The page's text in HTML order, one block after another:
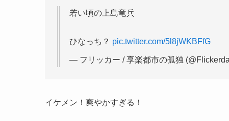
若い頃の上島竜兵
ひなっち？ pic.twitter.com/5l8jWKBFfG
— フリッカー / 享楽都市の孤独
イケメン！爽やかすぎる！